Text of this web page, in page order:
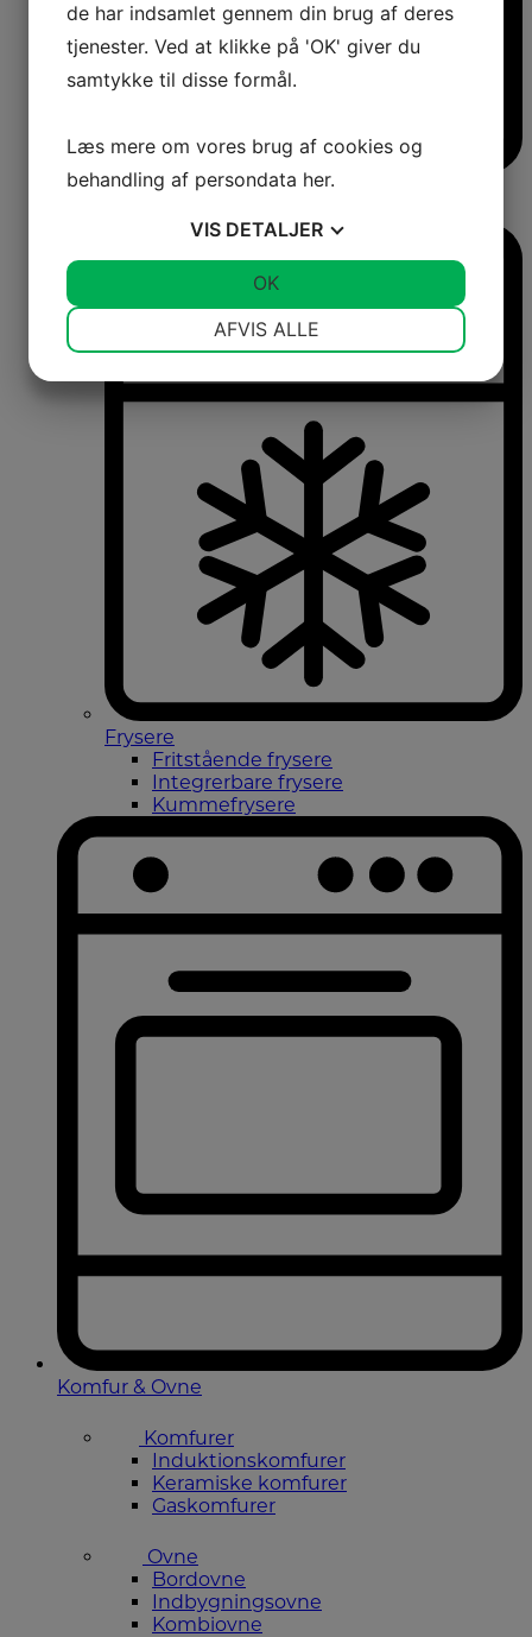
Vinkøleskabe
Frysere
Fritstående frysere
Integrerbare frysere
Kummefrysere
Komfur & Ovne
Komfurer
Induktionskomfurer
Keramiske komfurer
Gaskomfurer
Ovne
Bordovne
Indbygningsovne
Kombiovne
de har indsamlet gennem din brug af deres
tjenester. Ved at klikke på 'OK' giver du
samtykke til disse formål.
Læs mere om vores brug af cookies og
behandling af persondata her.
VIS DETALJER
MARKETING STATISTIK
AFVIS ALLE
OK